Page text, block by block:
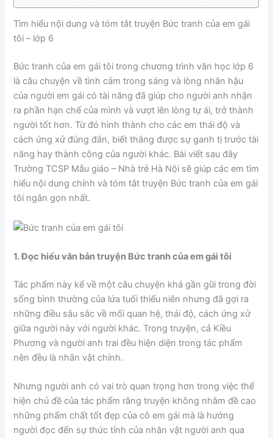
Tìm hiểu nội dung và tóm tắt truyện Bức tranh của em gái
tôi – lớp 6
Bức tranh của em gái tôi trong chương trình văn học lớp 6
là câu chuyện về tình cảm trong sáng và lòng nhân hậu
của người em gái có tài năng đã giúp cho người anh nhận
ra phần hạn chế của mình và vượt lên lòng tự ái, trở thành
người tốt hơn. Từ đó hình thành cho các em thái độ và
cách ứng xử đúng đắn, biết thắng được sự ganh tị trước tài
năng hay thành công của người khác. Bài viết sau đây
Trường TCSP Mẫu giáo – Nhà trẻ Hà Nội sẽ giúp các em tìm
hiểu nội dung chính và tóm tắt truyện Bức tranh của em gái
tôi ngắn gọn nhất.
1. Đọc hiểu văn bản truyện Bức tranh của em gái tôi
Tác phẩm này kể về một câu chuyện khá gần gũi trong đời
sống bình thường của lứa tuổi thiếu niên nhưng đã gợi ra
những điều sâu sắc về mối quan hệ, thái độ, cách ứng xử
giữa người này với người khác. Trong truyện, cả Kiều
Phương và người anh trai đều hiện diện trong tác phẩm
nên đều là nhân vật chính.
Nhưng người anh có vai trò quan trọng hơn trong việc thể
hiện chủ đề của tác phẩm rằng truyện không nhằm đề cao
những phẩm chất tốt đẹp của cô em gái mà là hướng
người đọc đến sự thức tỉnh của nhân vật người anh qua